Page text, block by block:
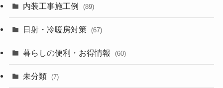
内装工事施工例 (89)
日射・冷暖房対策 (67)
暮らしの便利・お得情報 (60)
未分類 (7)